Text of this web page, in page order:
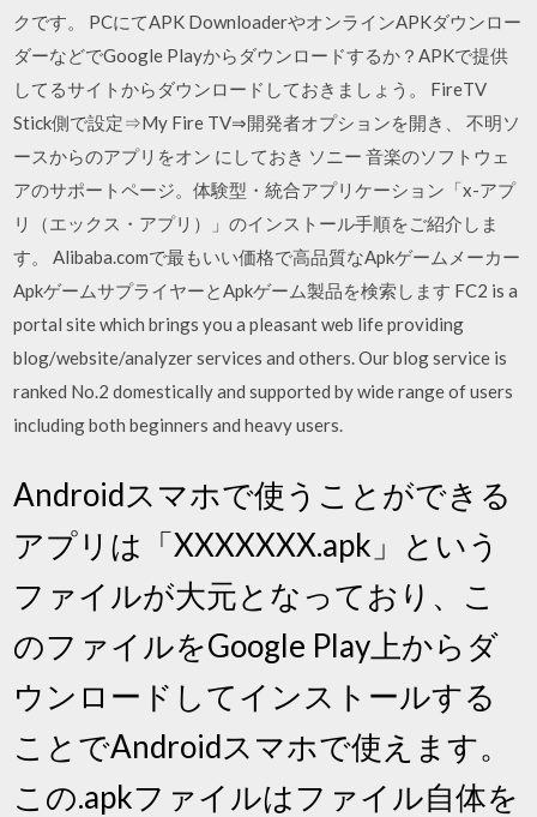
クです。 PCにてAPK DownloaderやオンラインAPKダウンロー
ダーなどでGoogle Playからダウンロードするか？APKで提供
してるサイトからダウンロードしておきましょう。 FireTV
Stick側で設定⇒My Fire TV⇒開発者オプションを開き、 不明ソ
ースからのアプリをオン にしておき ソニー 音楽のソフトウェ
アのサポートページ。体験型・統合アプリケーション「x-アプ
リ（エックス・アプリ）」のインストール手順をご紹介しま
す。 Alibaba.comで最もいい価格で高品質なApkゲームメーカー
ApkゲームサプライヤーとApkゲーム製品を検索します FC2 is a
portal site which brings you a pleasant web life providing
blog/website/analyzer services and others. Our blog service is
ranked No.2 domestically and supported by wide range of users
including both beginners and heavy users.
Androidスマホで使うことができる
アプリは「XXXXXXX.apk」という
ファイルが大元となっており、こ
のファイルをGoogle Play上からダ
ウンロードしてインストールする
ことでAndroidスマホで使えます。
この.apkファイルはファイル自体を